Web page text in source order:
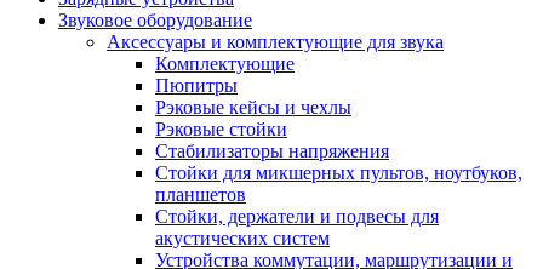
Звуковое оборудование
Аксессуары и комплектующие для звука
Комплектующие
Пюпитры
Рэковые кейсы и чехлы
Рэковые стойки
Стабилизаторы напряжения
Стойки для микшерных пультов, ноутбуков,
планшетов
Стойки, держатели и подвесы для
акустических систем
Устройства коммутации, маршрутизации и